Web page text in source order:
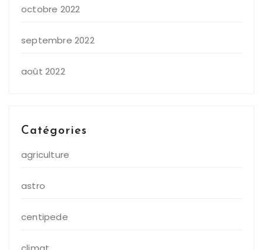
octobre 2022
septembre 2022
août 2022
Catégories
agriculture
astro
centipede